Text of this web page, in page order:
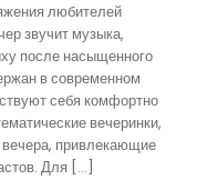
любителей
звучит музыка,
после насыщенного
в современном
себя комфортно
вечеринки,
привлекающие
Для […]